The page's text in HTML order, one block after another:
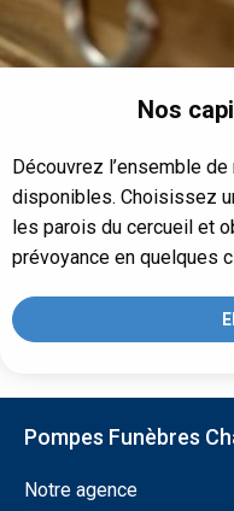
Nos
Découvrez l’ensemble
disponibles. Choisissez
les parois du cercueil et
prévoyance en
Pompes Funèbres
Notre agence